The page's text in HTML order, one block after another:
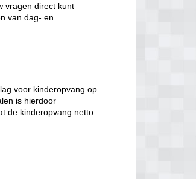
vragen direct kunt
van dag- en
voor kinderopvang op
is hierdoor
de kinderopvang netto